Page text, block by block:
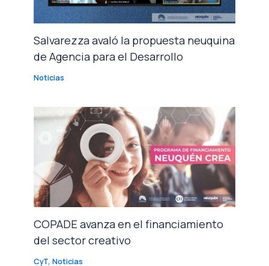
Salvarezza avaló la propuesta neuquina
de Agencia para el Desarrollo
Noticias
COPADE avanza en el financiamiento
del sector creativo
CyT,Noticias